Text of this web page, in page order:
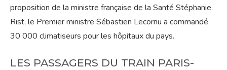
proposition de la ministre française de la Santé Stéphanie
Rist, le Premier ministre Sébastien Lecornu a commandé
30 000 climatiseurs pour les hôpitaux du pays.
LES PASSAGERS DU TRAIN PARIS-